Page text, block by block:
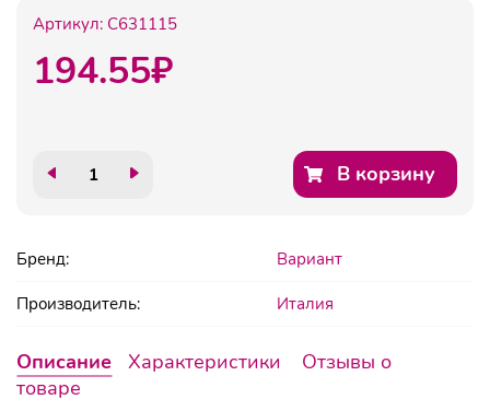
Артикул: C631115
194.55₽
В корзину
Бренд: Вариант
Производитель: Италия
Описание Характеристики
Отзывы о
товаре